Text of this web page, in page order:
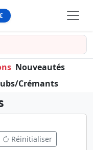
Nouveautés
Crémants
Réinitialiser